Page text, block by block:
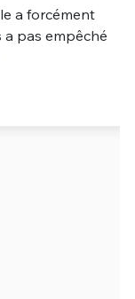
a forcément
a pas empêché